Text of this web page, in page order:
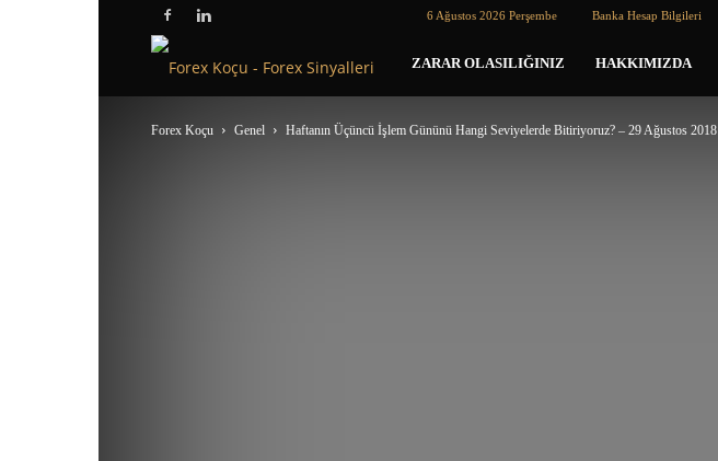
6 Ağustos 2026 Perşembe Banka Hesap Bilgileri
Forex
Koçu
ZARAR OLASILIĞINIZ HAKKIMIZDA
Forex Koçu Genel Haftanın Üçüncü İşlem Gününü Hangi Seviyelerde Bitiriyoruz? – 29 Ağustos 2018